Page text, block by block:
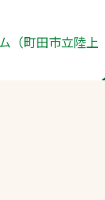
（町田市立陸上